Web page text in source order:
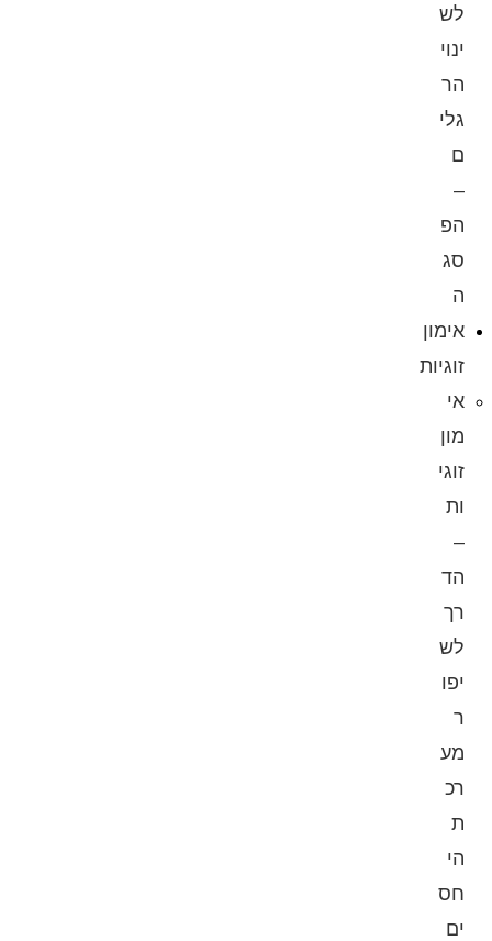
לש
ינוי
הר
גלי
ם
–
הפ
סג
ה
אימון
זוגיות
אי
מון
זוגי
ות
–
הד
רך
לש
יפו
ר
מע
רכ
ת
הי
חס
ים